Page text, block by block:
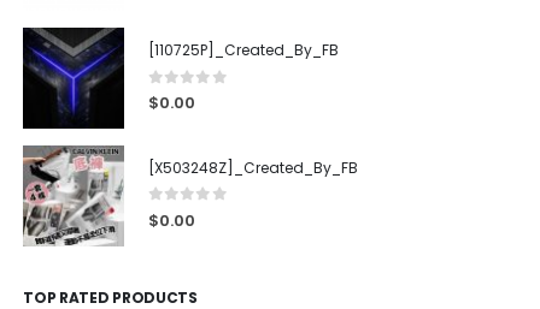
[110725P]_Created_By_FB
0out of 5
$0.00
[X503248Z]_Created_By_FB
0 out of 5
$0.00
TOP RATED PRODUCTS